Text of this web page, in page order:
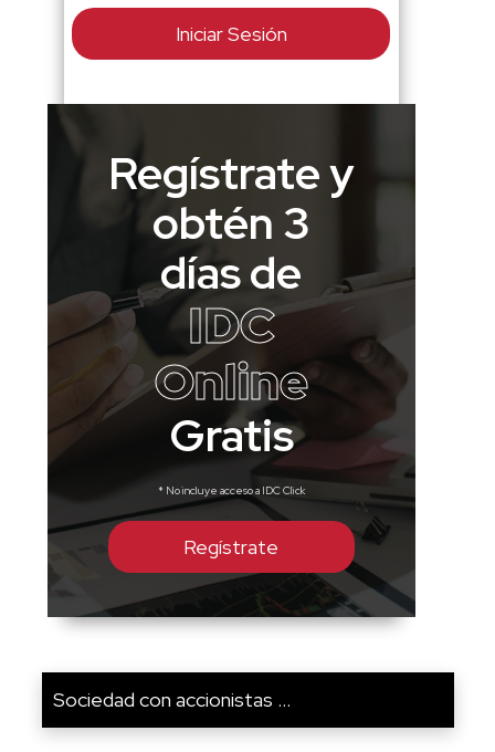
Iniciar Sesión
Regístrate y
obtén 3
días de
IDC
Online
Gratis
* No incluye acceso a IDC Click
Regístrate
Sociedad con accionistas ...